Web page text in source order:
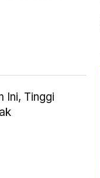
Ini, Tinggi